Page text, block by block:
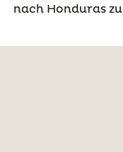
nach Honduras